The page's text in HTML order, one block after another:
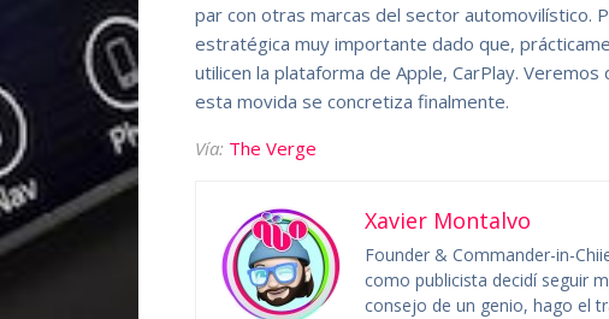
par con otras marcas del sector automovilístico.
estratégica muy importante dado que,
utilicen la plataforma de Apple, CarPlay.
esta movida se concretiza finalmente.
Vía: The Verge
Xavier Montalvo
Founder & Commander-in-
como publicista decidí seguir
consejo de un genio, hago el